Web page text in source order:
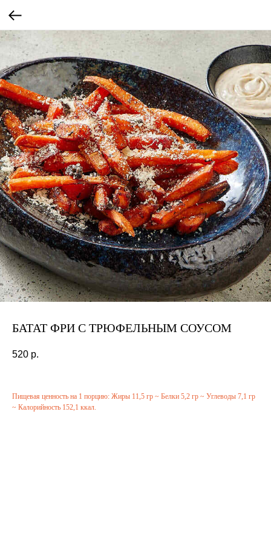
БАТАТ ФРИ С ТРЮФЕЛЬНЫМ СОУСОМ
520 р.
Пищевая ценность на 1 порцию: Жиры 11,5 гр ~ Белки 5,2 гр ~ Углеводы 7,1 гр
~ Калорийность 152,1 ккал.